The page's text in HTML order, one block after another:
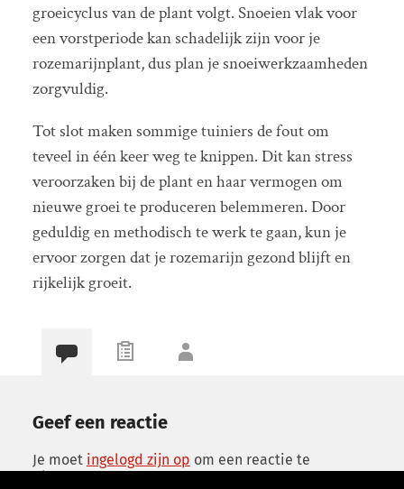
groeicyclus van de plant volgt. Snoeien vlak voor
een vorstperiode kan schadelijk zijn voor je
rozemarijnplant, dus plan je snoeiwerkzaamheden
zorgvuldig.
Tot slot maken sommige tuiniers de fout om
teveel in één keer weg te knippen. Dit kan stress
veroorzaken bij de plant en haar vermogen om
nieuwe groei te produceren belemmeren. Door
geduldig en methodisch te werk te gaan, kun je
ervoor zorgen dat je rozemarijn gezond blijft en
rijkelijk groeit.
Geef een reactie
Je moet ingelogd zijn op om een reactie te
plaatsen.